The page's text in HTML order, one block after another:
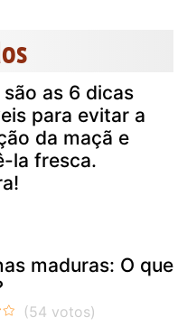
são as 6 dicas
para evitar a
da maçã e
la fresca.
maduras: O que